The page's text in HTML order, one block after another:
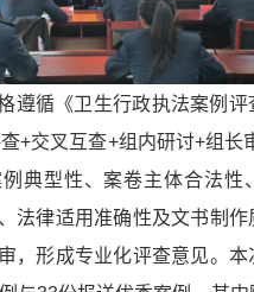
遵循《卫生行政执法案例评
+交叉互查+组内研讨+组长
典型性、案卷主体合法性
法律适用准确性及文书制作
，形成专业化评查意见。本